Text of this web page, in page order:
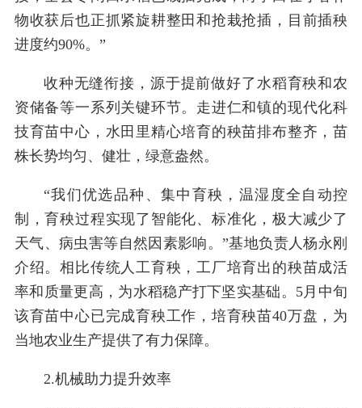
物收获后也正抓紧旋耕整田和抢栽抢插，目前插秧
进度约90%。”
收种无缝衔接，源于提前做好了水稻育秧和农
资储备等一系列关键环节。走进仁和镇的现代化科
技育苗中心，水田里精心培育的秧苗排布整齐，苗
株长势均匀、健壮，绿意盎然。
“我们优选品种、集中育秧，温湿度全自动控
制，育秧过程实现了智能化、标准化，极大减少了
天气、病虫害等自然因素影响。”基地负责人杨永刚
介绍。相比传统人工育秧，工厂培育出的秧苗成活
率和质量更高，为水稻稳产打下坚实基础。5月中旬
该育苗中心已完成育秧工作，培育秧苗40万盘，为
当地农业生产提供了有力保障。
2.机械助力提升效率